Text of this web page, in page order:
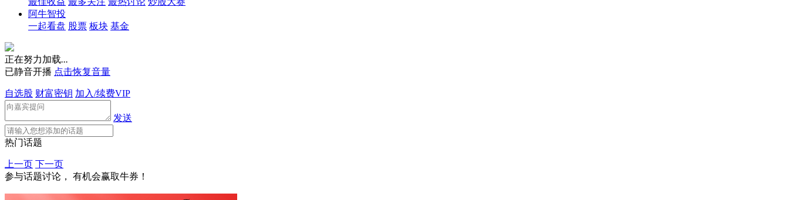
阿牛智投
一起看盘 股票 板块 基金
正在努力加载...
已静音开播 点击恢复音量
自选股 财富密钥 加入/续费VIP
发送
热门话题
上一页 下一页
参与话题讨论， 有机会赢取牛券！